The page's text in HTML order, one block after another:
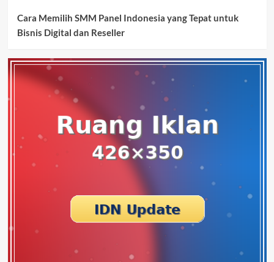
Cara Memilih SMM Panel Indonesia yang Tepat untuk
Bisnis Digital dan Reseller